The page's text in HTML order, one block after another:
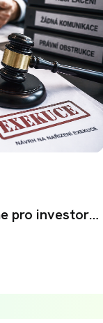
Když sliby nestačí — jak jsme pro investory získali zpět 38,6 milionu korun